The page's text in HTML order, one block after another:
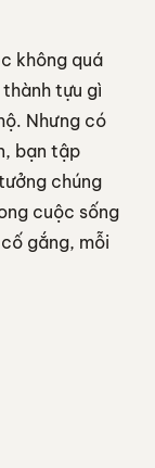
không quá
tựu gì
Nhưng có
bạn tập
chúng
cuộc sống
gắng, mỗi